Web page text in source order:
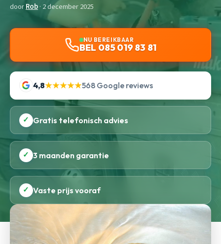
doorRob· 2 december 2025
NU BEREIKBAAR
BEL 085 019 83 81
4,8★★★★★568 Google reviews
✓ Gratis telefonisch advies
✓ 3 maanden garantie
✓ Vaste prijs vooraf